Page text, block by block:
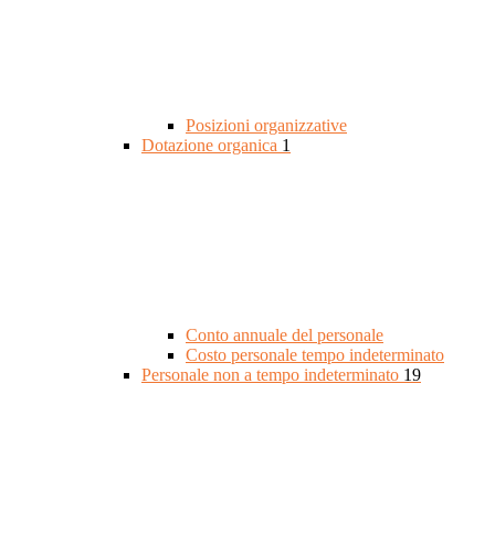
Posizioni organizzative
Dotazione organica 1
Conto annuale del personale
Costo personale tempo indeterminato
Personale non a tempo indeterminato 19